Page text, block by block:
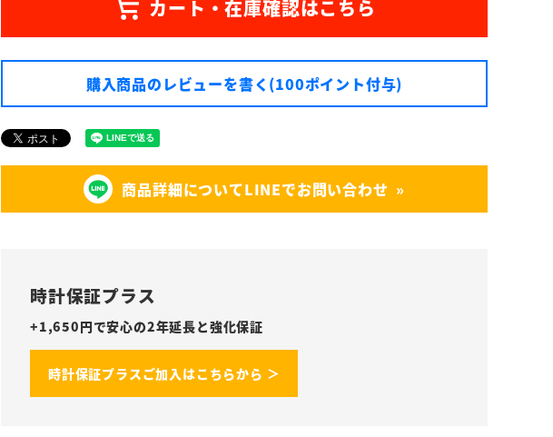
購入商品のレビューを書く(100ポイント付与)
商品詳細についてLINEでお問い合わせ
時計保証プラス
+1,650円で安心の2年延長と強化保証
時計保証プラスご加入はこちらから ＞